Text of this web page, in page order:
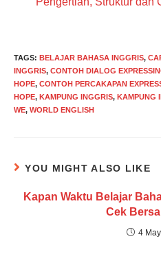
TAGS: BELAJAR BAHASA INGGRIS,
INGGRIS, CONTOH DIALOG
HOPE, CONTOH PERCAKAPAN
HOPE, KAMPUNG INGGRIS, KAMPUNG
WE, WORLD ENGLISH
YOU MIGHT ALSO LIKE
Kapan Waktu Belajar
Cek
4